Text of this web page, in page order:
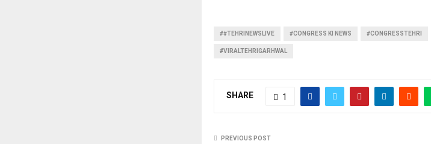
##TEHRINEWSLIVE #CONGRESS KI NEWS #CONGRESSTEHRI
#VIRALTEHRIGARHWAL
SHARE 1
PREVIOUS POST